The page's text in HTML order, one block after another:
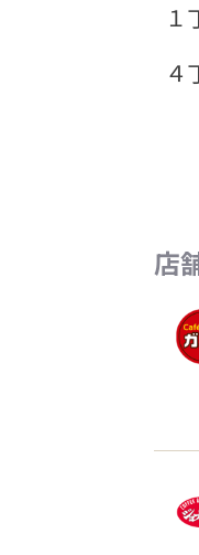
１
４
店